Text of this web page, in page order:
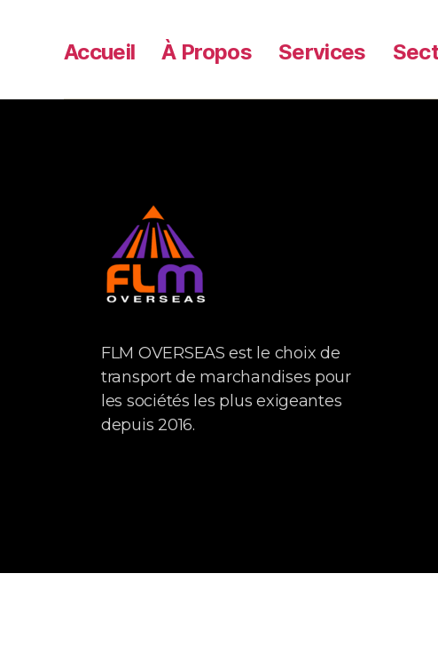
Accueil À Propos Services
FLM OVERSEAS est le choix de
transport de marchandises pour
les sociétés les plus exigeantes
depuis 2016.